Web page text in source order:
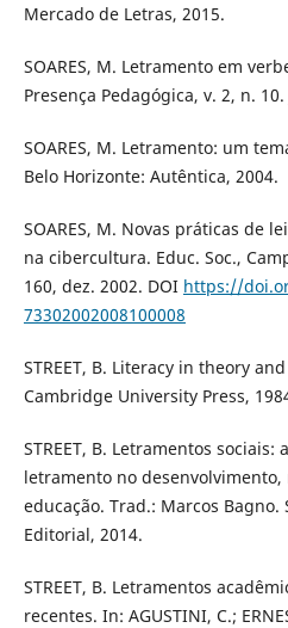
Mercado de Letras, 2015.
SOARES, M. Letramento em
Presença Pedagógica, v. 2, n.
SOARES, M. Letramento: um
Belo Horizonte: Autêntica, 2004.
SOARES, M. Novas práticas de
na cibercultura. Educ. Soc.,
160, dez. 2002. DOI https://
73302002008100008
STREET, B. Literacy in theory
Cambridge University Press,
STREET, B. Letramentos
letramento no
educação. Trad.: Marcos Bagno.
Editorial, 2014.
STREET, B. Letramentos
recentes. In: AGUSTINI, C.;